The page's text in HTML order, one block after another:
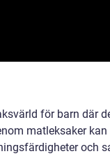
för barn där
matleksaker kan
och